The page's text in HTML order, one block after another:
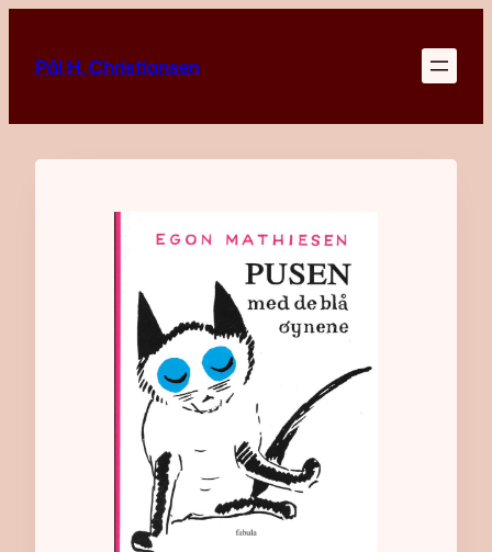
content
Pål H. Christiansen